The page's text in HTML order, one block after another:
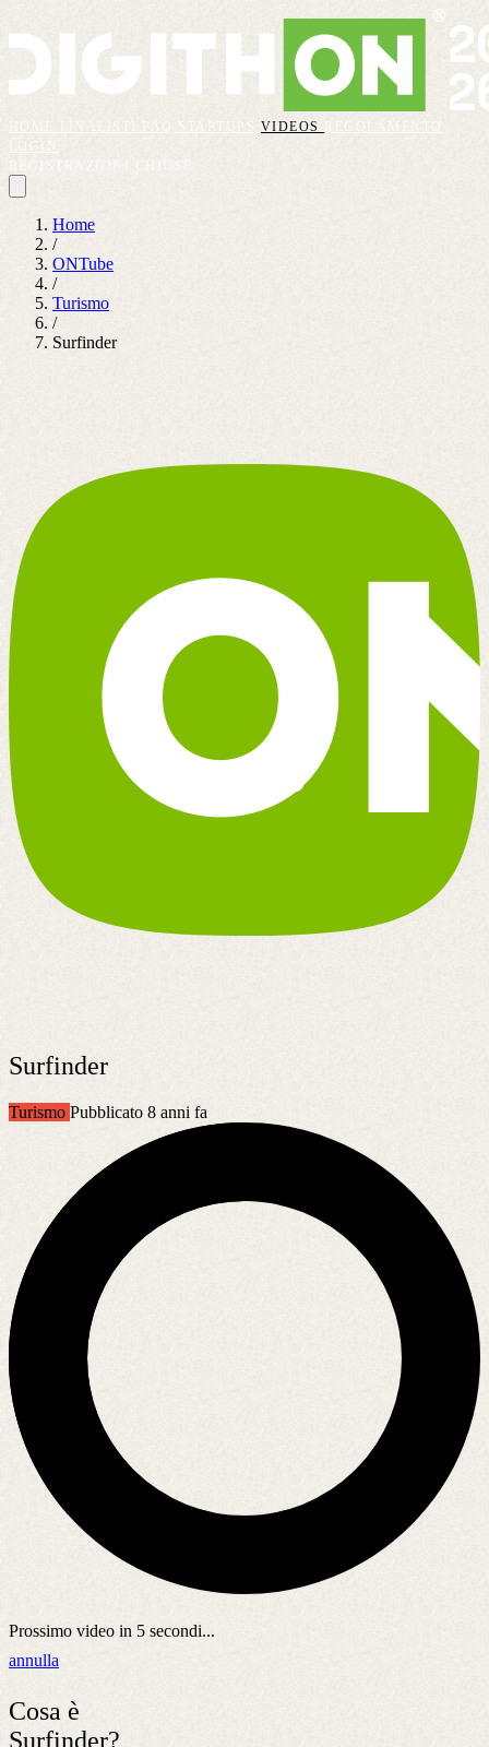
VIDEOS
REGOLAMENTO
Home
/
ONTube
/
Turismo
/
Surfinder
Surfinder
Turismo Pubblicato 8 anni fa
Prossimo video in 5 secondi...
annulla
Cosa è
Surfinder?